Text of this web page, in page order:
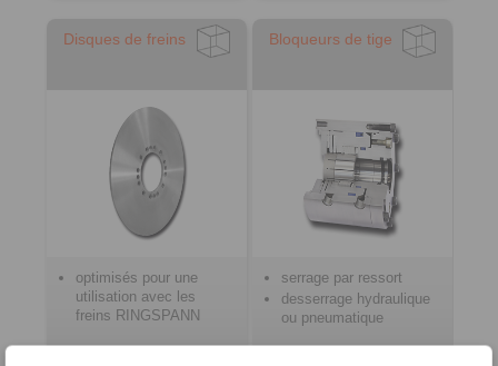
Disques de freins
optimisés pour une
utilisation avec les
freins RINGSPANN
Bloqueurs de tige
serrage par ressort
desserrage hydraulique
ou pneumatique